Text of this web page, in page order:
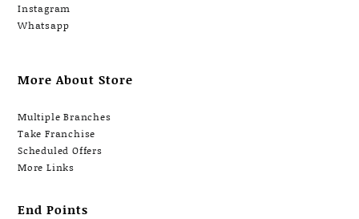
Instagram
Whatsapp
More About Store
Multiple Branches
Take Franchise
Scheduled Offers
More Links
End Points